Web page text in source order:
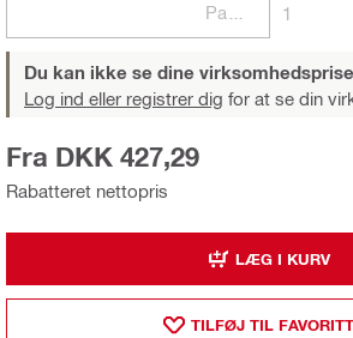
1
Du kan ikke se dine
Log ind eller registrer dig for at se din
Rabatteret nettopris
Fra DKK 427,29
LÆG I KURV
TILFØJ TIL